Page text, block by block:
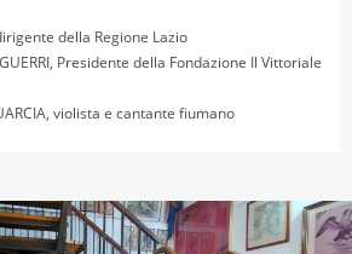
della Regione Lazio
Presidente della Fondazione Il Vittoriale
violista e cantante fiumano